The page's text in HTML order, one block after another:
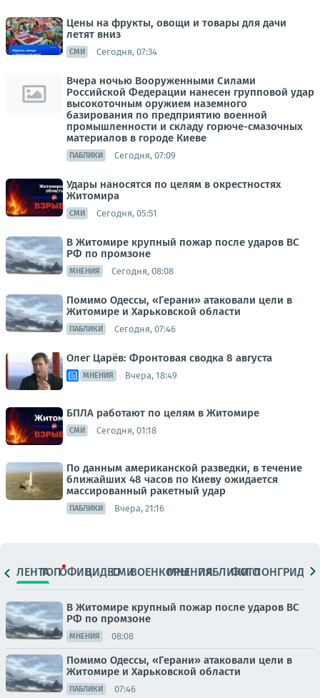
Цены на фрукты, овощи и товары для дачи
летят вниз
СМИ Сегодня, 07:34
Вчера ночью Вооруженными Силами
Российской Федерации нанесен групповой удар
высокоточным оружием наземного
базирования по предприятию военной
промышленности и складу горюче-смазочных
материалов в городе Киеве
ПАБЛИКИ Сегодня, 07:09
Удары наносятся по целям в окрестностях
Житомира
СМИ Сегодня, 05:51
В Житомире крупный пожар после ударов ВС
РФ по промзоне
МНЕНИЯ Сегодня, 08:08
Помимо Одессы, «Герани» атаковали цели в
Житомире и Харьковской области
ПАБЛИКИ Сегодня, 07:46
Олег Царёв: Фронтовая сводка 8 августа
МНЕНИЯ Вчера, 18:49
БПЛА работают по целям в Житомире
СМИ Сегодня, 01:18
По данным американской разведки, в течение
ближайших 48 часов по Киеву ожидается
массированный ракетный удар
ПАБЛИКИ Вчера, 21:16
ЛЕНТАТОПОФИЦ.ВИДЕОСМИВОЕНКОРЫМНЕНИЯПАБЛИКИ
ФОТОЛОНГРИДЫ
В Житомире крупный пожар после ударов ВС
РФ по промзоне
МНЕНИЯ 08:08
Помимо Одессы, «Герани» атаковали цели в
Житомире и Харьковской области
ПАБЛИКИ 07:46